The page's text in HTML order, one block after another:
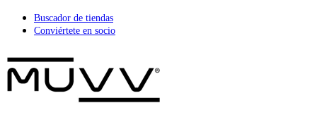
Buscador de tiendas
Conviértete en socio